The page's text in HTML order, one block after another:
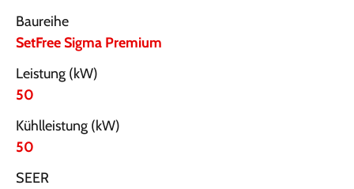
Baureihe
SetFree Sigma Premium
Leistung (kW)
50
Kühlleistung (kW)
50
SEER